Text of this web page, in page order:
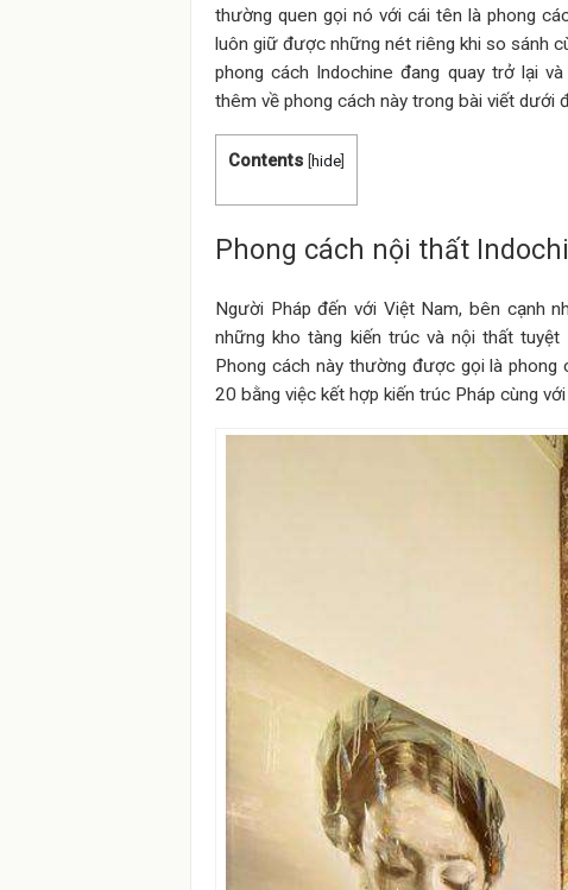
thường quen gọi nó với cái tên là phong
luôn giữ được những nét riêng khi so sánh
phong cách Indochine đang quay trở lại
thêm về phong cách này trong bài viết dưới
Contents hide
Phong cách nội thất
Người Pháp đến với Việt Nam, bên cạnh
những kho tàng kiến trúc và nội thất tuyệt
Phong cách này thường được gọi là
20 bằng việc kết hợp kiến trúc Pháp cùng